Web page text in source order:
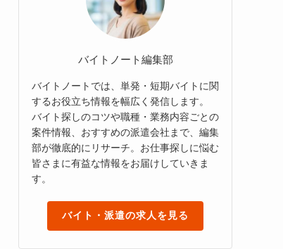
バイトノート編集部
バイトノートでは、単発・短期バイトに関
するお役立ち情報を幅広く発信します。
バイト探しのコツや職種・業務内容ごとの
案件情報、おすすめの派遣会社まで、編集
部が徹底的にリサーチ。お仕事探しに悩む
皆さまに有益な情報をお届けしていきま
す。
バイト・派遣の求人を見る